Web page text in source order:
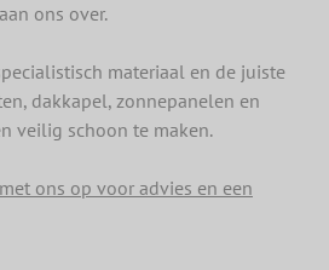
ons over.
materiaal en de juiste
dakkapel, zonnepanelen en
veilig schoon te maken.
ons op voor advies en een